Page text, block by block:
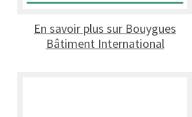
En savoir plus sur Bouygues
Bâtiment International